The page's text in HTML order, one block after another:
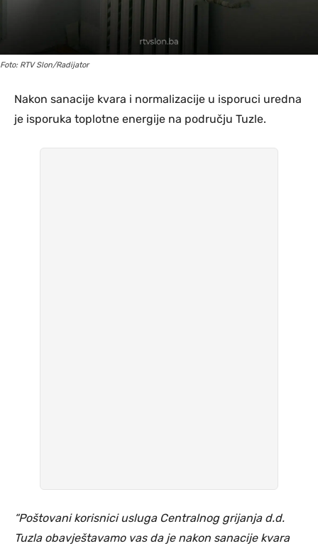
Foto: RTV Slon/Radijator
Nakon sanacije kvara i normalizacije u isporuci uredna
je isporuka toplotne energije na području Tuzle.
“Poštovani korisnici usluga Centralnog grijanja d.d.
Tuzla obavještavamo vas da je nakon sanacije kvara